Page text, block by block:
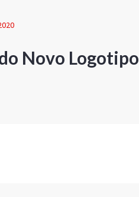
Novo Logotipo